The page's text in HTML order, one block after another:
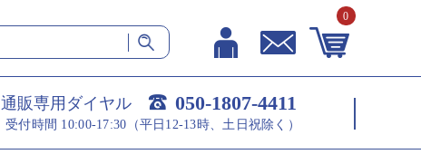
0
通販専用ダイヤル 050-1807-4411
受付時間 10:00-17:30（平日12-13時、土日祝除く）